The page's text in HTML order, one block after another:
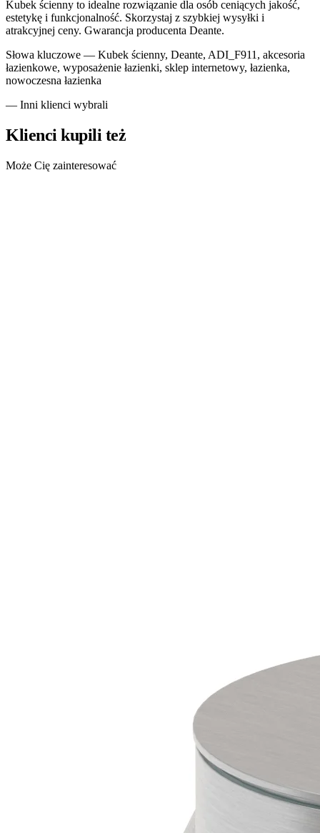
Kubek ścienny to idealne rozwiązanie dla osób ceniących jakość,
estetykę i funkcjonalność. Skorzystaj z szybkiej wysyłki i
atrakcyjnej ceny. Gwarancja producenta Deante.
Słowa kluczowe — Kubek ścienny, Deante, ADI_F911, akcesoria
łazienkowe, wyposażenie łazienki, sklep internetowy, łazienka,
nowoczesna łazienka
— Inni klienci wybrali
Klienci kupili też
Może Cię zainteresować